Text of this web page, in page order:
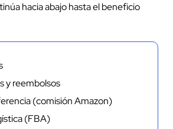
hacia abajo hasta el beneficio
y reembolsos
(comisión Amazon)
(FBA)